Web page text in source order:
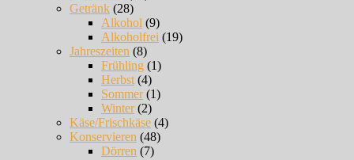
Getränk (28)
Alkohol (9)
Alkoholfrei (19)
Jahreszeiten (8)
Frühling (1)
Herbst(4)
Sommer(1)
Winter(2)
Käse/Frischkäse (4)
Konservieren (48)
Dörren (7)